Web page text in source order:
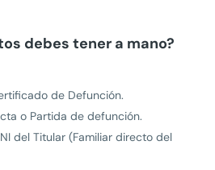
debes tener a mano?
de Defunción.
o Partida de defunción.
del Titular (Familiar directo del